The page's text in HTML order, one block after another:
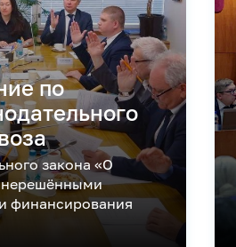
по
закона «О
нерешёнными
финансирования